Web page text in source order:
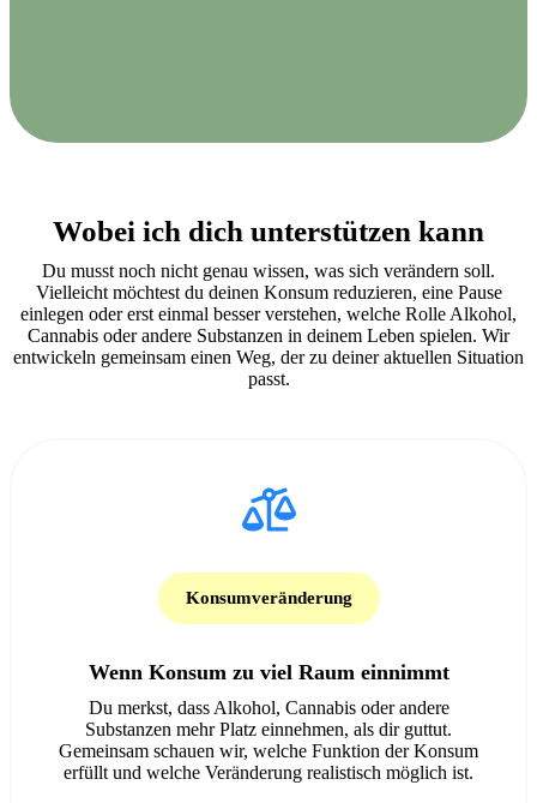
Wobei ich dich unterstützen kann
Du musst noch nicht genau wissen, was sich verändern soll.
Vielleicht möchtest du deinen Konsum reduzieren, eine Pause
einlegen oder erst einmal besser verstehen, welche Rolle Alkohol,
Cannabis oder andere Substanzen in deinem Leben spielen. Wir
entwickeln gemeinsam einen Weg, der zu deiner aktuellen Situation
passt.
Konsumveränderung
Wenn Konsum zu viel Raum einnimmt
Du merkst, dass Alkohol, Cannabis oder andere
Substanzen mehr Platz einnehmen, als dir guttut.
Gemeinsam schauen wir, welche Funktion der Konsum
erfüllt und welche Veränderung realistisch möglich ist.